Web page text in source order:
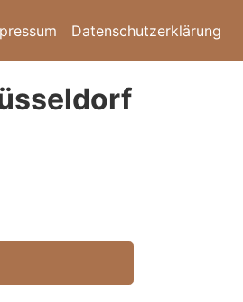
Datenschutzerklärung